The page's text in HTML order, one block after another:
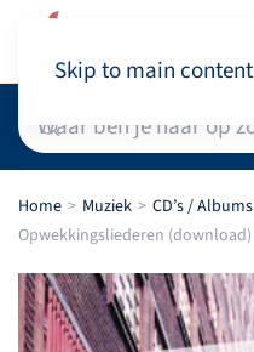
Skip to main content
Home Muziek CD’s / Albums
Opwekkingsliederen (download)